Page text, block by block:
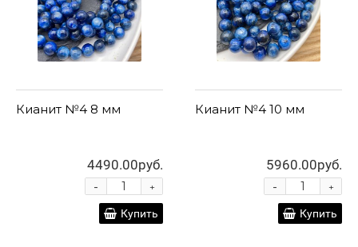
Кианит №4 8 мм
4490.00руб.
+
-
Купить
Кианит №4 10 мм
5960.00руб.
+
-
Купить